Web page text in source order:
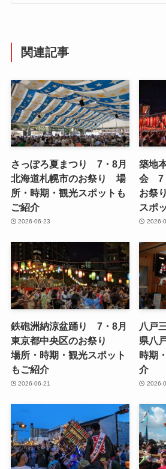
関連記事
さっぽろ夏まつり 7・8月
北海道札幌市のお祭り 場
所・時期・観光スポットも
ご紹介
2026-06-23
築地
会 7
お祭
スポ
2026-
鉄砲洲納涼盆踊り 7・8月
東京都中央区のお祭り
場所・時期・観光スポット
もご紹介
2026-06-21
八戸
県八
時期
介
2026-